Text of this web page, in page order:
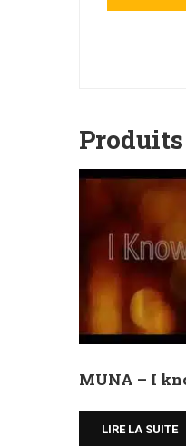
MUNA – I
LIRE LA SUITE